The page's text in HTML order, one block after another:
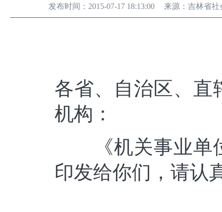
发布时间： 2015-07-17 18:13:00 来源： 吉林省社
各省、自治区、直
机构：
《机关事业单位
印发给你们，请认